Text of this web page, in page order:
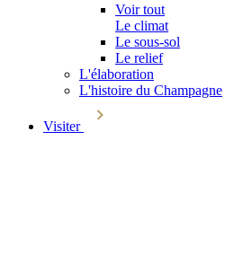
Voir tout
Le climat
Le sous-sol
Le relief
L'élaboration
L'histoire du Champagne
Visiter